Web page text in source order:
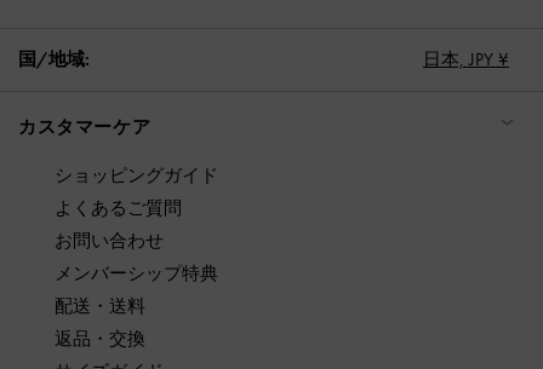
国/地域: 日本, JPY ¥
カスタマーケア
ショッピングガイド
よくあるご質問
お問い合わせ
メンバーシップ特典
配送・送料
返品・交換